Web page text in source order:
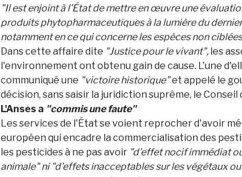
"Il est enjoint à l'État de mettre en œuvre une
produits phytopharmaceutiques à la lumière du
notamment en ce qui concerne les espèces non
Dans cette affaire dite "Justice pour le vivant", les
l'environnement ont obtenu gain de cause. L'une
communiqué une "victoire historique"et appelé le
décision, sans saisir la juridiction suprême, le Conseil
L'Anses a "commis une faute"
Les services de l'État se voient reprocher d'avoir
européen qui encadre la commercialisation des
les pesticides à ne pas avoir "d'effet nocif immédiat
animale" ni "d'effets inacceptables sur les végétaux